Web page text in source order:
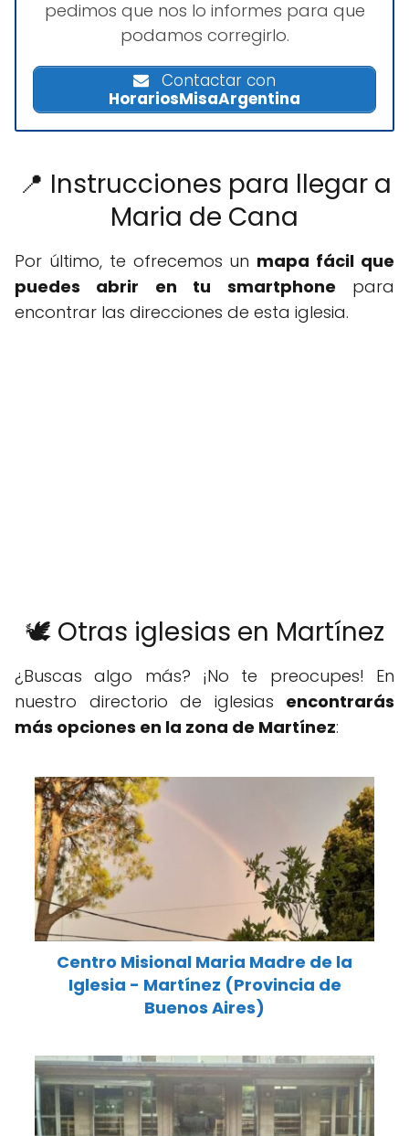
pedimos que nos lo informes para que
podamos corregirlo.
Contactar con
HorariosMisaArgentina
📍 Instrucciones para llegar a
Maria de Cana
Por último, te ofrecemos un mapa fácil que
puedes abrir en tu smartphone para
encontrar las direcciones de esta iglesia.
🕊️ Otras iglesias en Martínez
¿Buscas algo más? ¡No te preocupes! En
nuestro directorio de iglesias encontrarás
más opciones en la zona de Martínez:
Centro Misional Maria Madre de la
Iglesia - Martínez (Provincia de
Buenos Aires)